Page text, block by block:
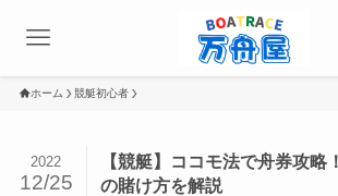
ホーム 競艇初心者
【競艇】ココモ法で舟券攻略
の賭け方を解説
2022
12/25